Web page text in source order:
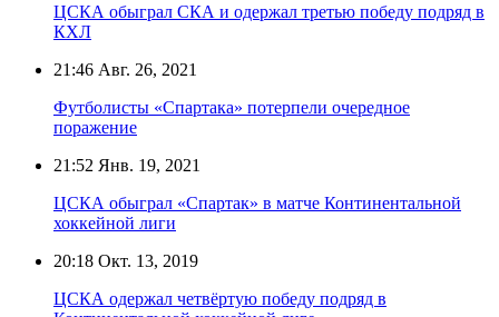
ЦСКА обыграл СКА и одержал третью победу подряд в
КХЛ
21:46 Авг. 26, 2021
Футболисты «Спартака» потерпели очередное
поражение
21:52 Янв. 19, 2021
ЦСКА обыграл «Спартак» в матче Континентальной
хоккейной лиги
20:18 Окт. 13, 2019
ЦСКА одержал четвёртую победу подряд в